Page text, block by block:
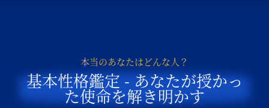
本当のあなたはどんな人？
基本性格鑑定 - あなたが授かっ
た使命を解き明かす